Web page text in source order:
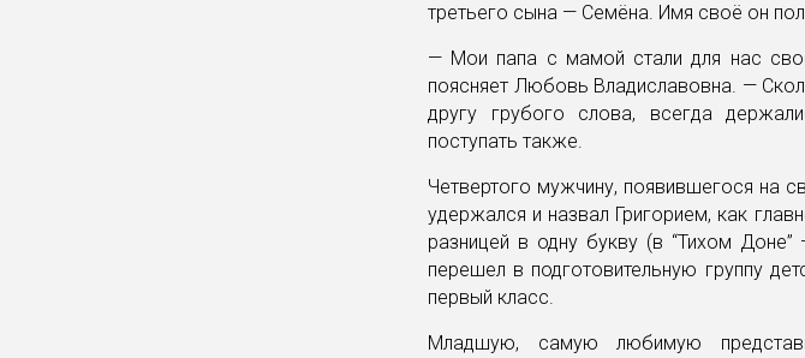
третьего сына — Семёна. Имя своё он
— Мои папа с мамой стали для нас
поясняет Любовь Владиславовна. —
другу грубого слова, всегда
поступать также.
Четвертого мужчину, появившегося на
удержался и назвал Григорием, как
разницей в одну букву (в “Тихом
перешел в подготовительную группу
первый класс.
Младшую, самую любимую